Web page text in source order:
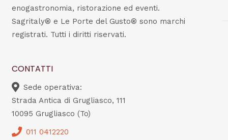
enogastronomia, ristorazione ed eventi.
Sagritaly® e Le Porte del Gusto® sono marchi
registrati. Tutti i diritti riservati.
CONTATTI
Sede operativa:
Strada Antica di Grugliasco, 111
10095 Grugliasco (To)
011 0412220